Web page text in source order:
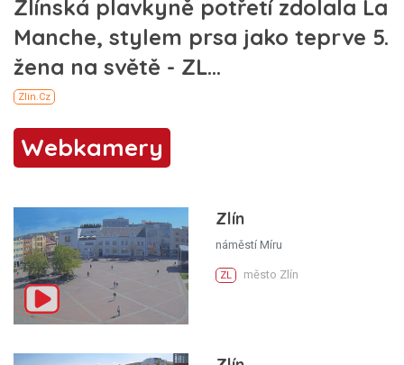
Webkamery
Zlín
náměstí Míru
ZL město Zlín